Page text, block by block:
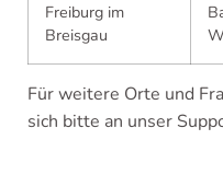
Freiburg im
Breisgau
Für weitere Orte und
sich bitte an unser